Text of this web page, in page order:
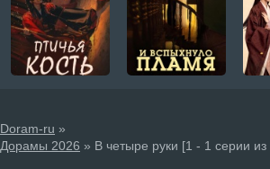
Doram-ru »
Дорамы 2026 » В четыре руки [1 - 1 серии из